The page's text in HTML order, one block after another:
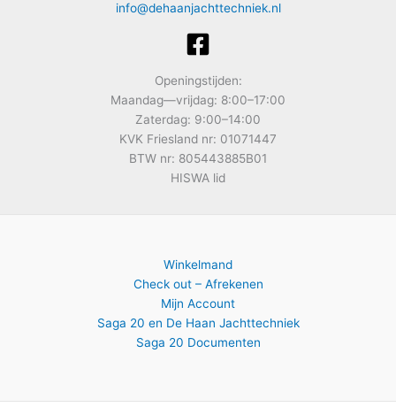
info@dehaanjachttechniek.nl
Openingstijden:
Maandag—vrijdag: 8:00–17:00
Zaterdag: 9:00–14:00
KVK Friesland nr: 01071447
BTW nr: 805443885B01
HISWA lid
Winkelmand
Check out – Afrekenen
Mijn Account
Saga 20 en De Haan Jachttechniek
Saga 20 Documenten